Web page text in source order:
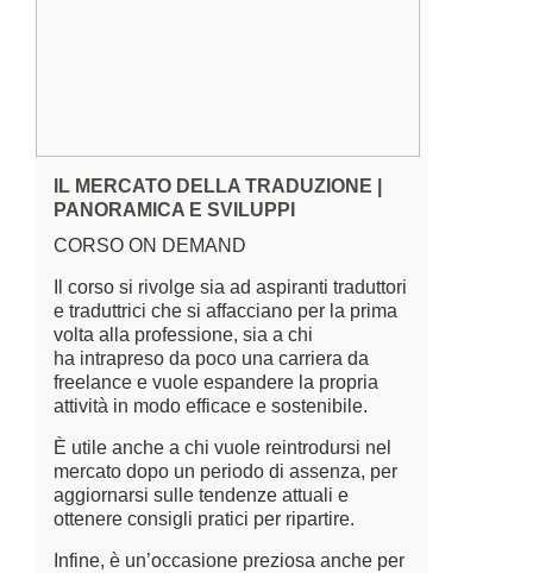
IL MERCATO DELLA TRADUZIONE |
PANORAMICA E SVILUPPI
CORSO ON DEMAND
Il corso si rivolge sia ad aspiranti traduttori
e traduttrici che si affacciano per la prima
volta alla professione, sia a chi
ha intrapreso da poco una carriera da
freelance e vuole espandere la propria
attività in modo efficace e sostenibile.
È utile anche a chi vuole reintrodursi nel
mercato dopo un periodo di assenza, per
aggiornarsi sulle tendenze attuali e
ottenere consigli pratici per ripartire.
Infine, è un’occasione preziosa anche per